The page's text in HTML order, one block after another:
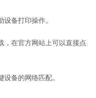
备打印操作。
，在官方网站上可以直接点
备的网络匹配。